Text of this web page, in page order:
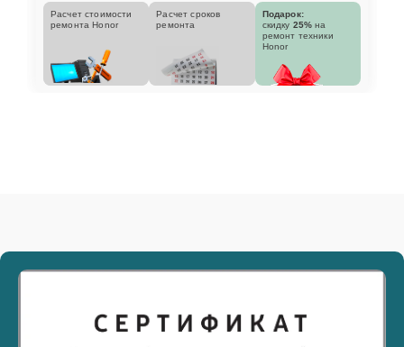
Расчет стоимости
ремонта Honor
Расчет сроков
ремонта
Подарок:
скидку 25% на
ремонт техники
Honor